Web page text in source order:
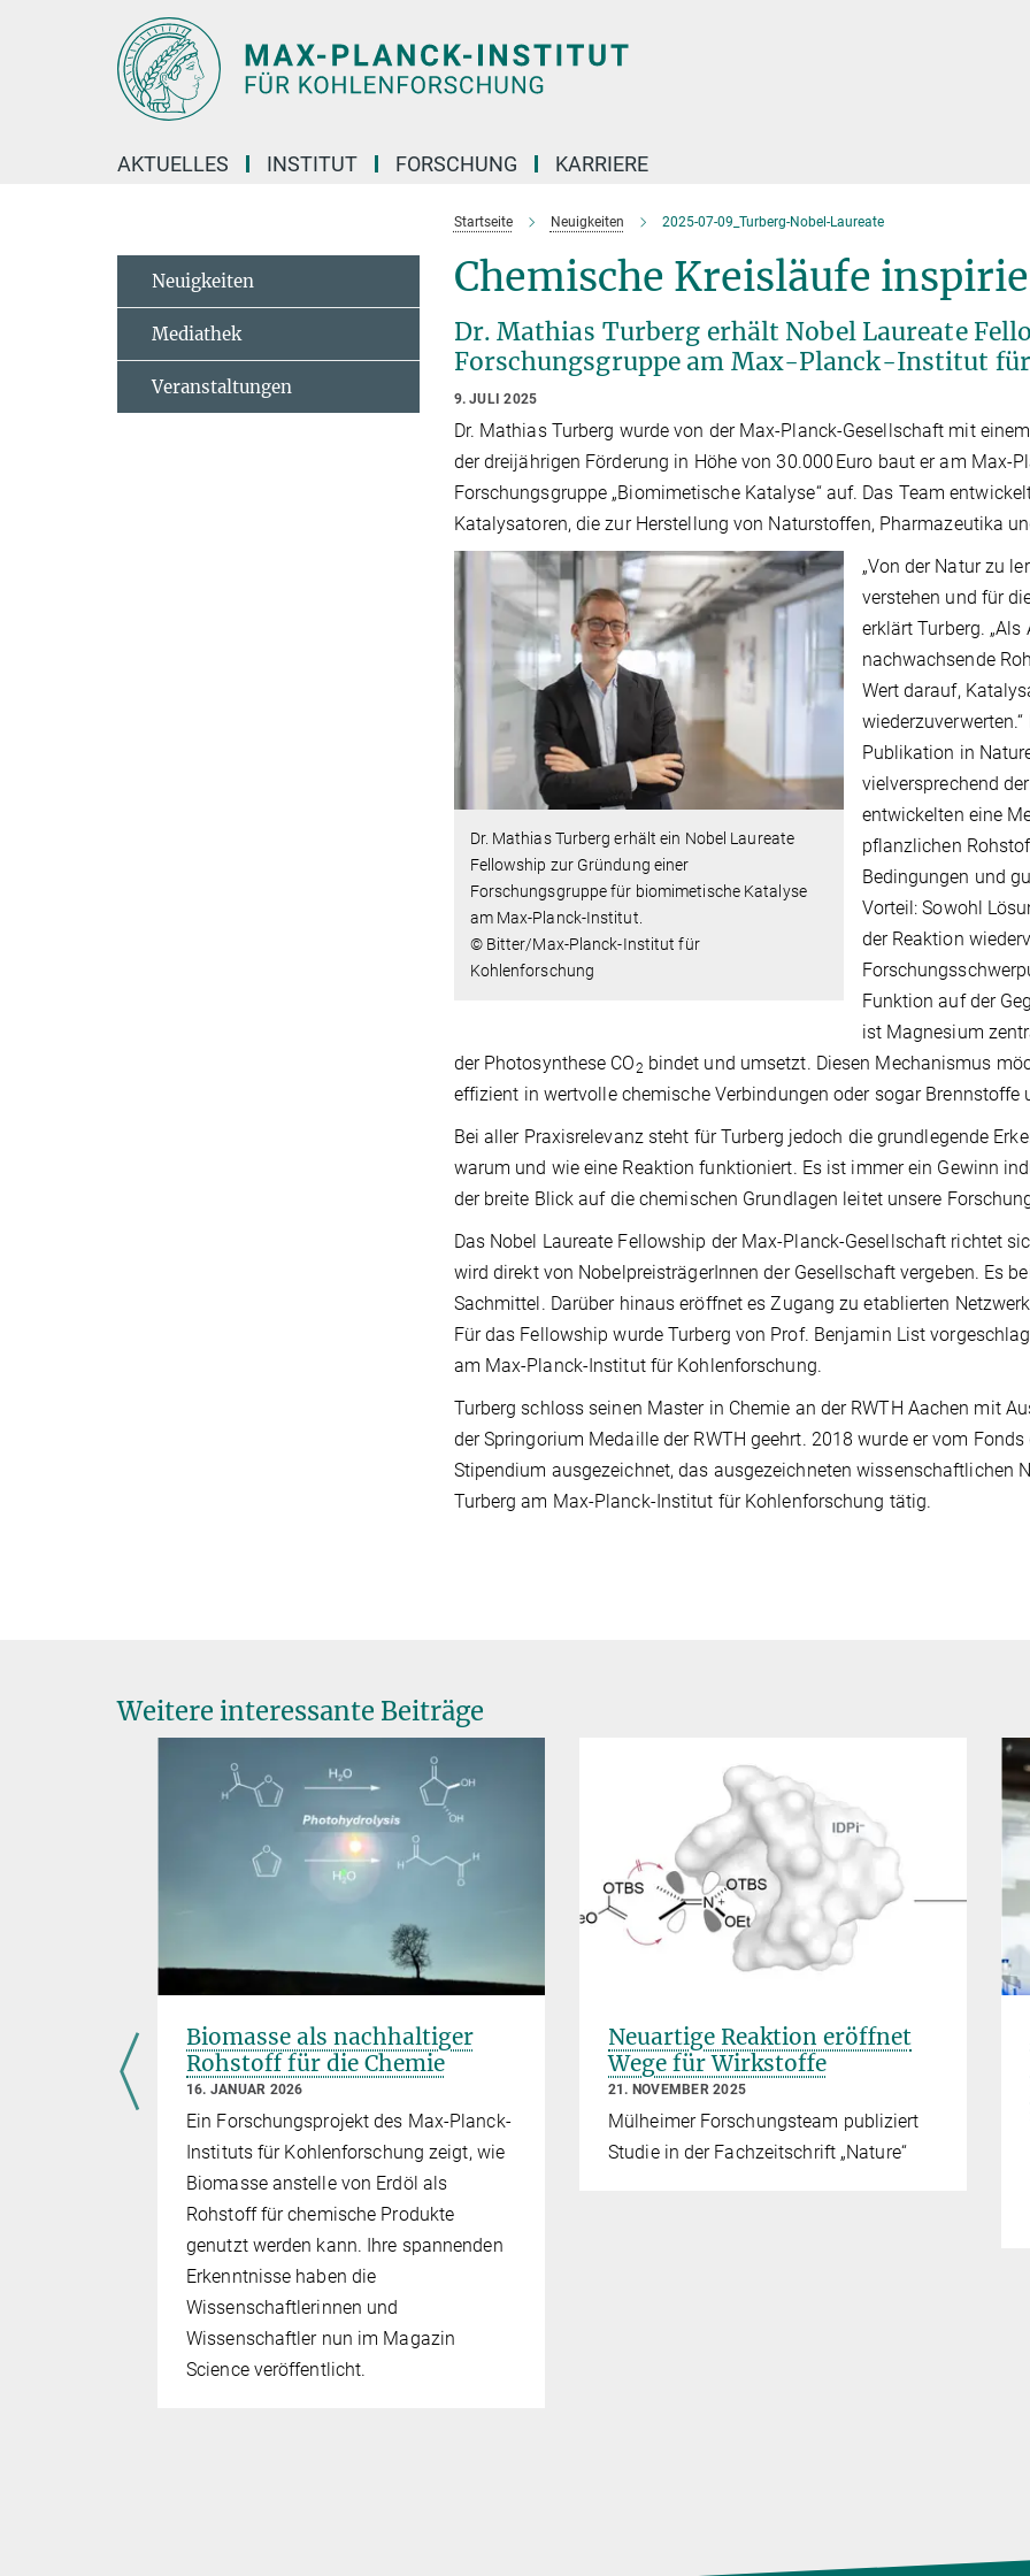
AKTUELLES INSTITUT FORSCHUNG KARRIERE
Startseite Neuigkeiten 2025-07-09_Turberg-Nobel-Laureate
Chemische Kreisläufe
Dr. Mathias Turberg erhält Nobel Laureate
Forschungsgruppe am Max-Planck-Institut
9. JULI 2025
Dr. Mathias Turberg wurde von der Max-Planck-Gesellschaft mit
der dreijährigen Förderung in Höhe von 30.000 Euro baut er am Max-
Forschungsgruppe „Biomimetische Katalyse“ auf. Das Team
Katalysatoren, die zur Herstellung von Naturstoffen, Pharmazeutika
Dr. Mathias Turberg erhält ein Nobel Laureate
Fellowship zur Gründung einer
Forschungsgruppe für biomimetische Katalyse
am Max-Planck-Institut.
© Bitter/Max-Planck-Institut für
Kohlenforschung
„Von der Natur zu
verstehen und für
erklärt Turberg.
nachwachsende
Wert darauf,
Publikation in
vielversprechend
entwickelten eine
pflanzlichen
Bedingungen und
Vorteil: Sowohl
der Reaktion
Funktion auf der
ist Magnesium
der Photosynthese CO2 bindet und umsetzt. Diesen Mechanismus
effizient in wertvolle chemische Verbindungen oder sogar Brennstoffe
Bei aller Praxisrelevanz steht für Turberg jedoch die grundlegende
warum und wie eine Reaktion funktioniert. Es ist immer ein Gewinn
der breite Blick auf die chemischen Grundlagen leitet unsere
Das Nobel Laureate Fellowship der Max-Planck-Gesellschaft richtet
wird direkt von NobelpreisträgerInnen der Gesellschaft vergeben. Es
Sachmittel. Darüber hinaus eröffnet es Zugang zu etablierten
Für das Fellowship wurde Turberg von Prof. Benjamin List
am Max-Planck-Institut für Kohlenforschung.
Turberg schloss seinen Master in Chemie an der RWTH Aachen mit
der Springorium Medaille der RWTH geehrt. 2018 wurde er vom
Stipendium ausgezeichnet, das ausgezeichneten wissenschaftlichen
Turberg am Max-Planck-Institut für Kohlenforschung tätig.
Neuigkeiten
Mediathek
Veranstaltungen
Weitere interessante Beiträge
Biomasse als nachhaltiger
Rohstoff für die Chemie
16. JANUAR 2026
Ein Forschungsprojekt des Max-Planck-
Instituts für Kohlenforschung zeigt, wie
Biomasse anstelle von Erdöl als
Rohstoff für chemische Produkte
genutzt werden kann. Ihre spannenden
Erkenntnisse haben die
Wissenschaftlerinnen und
Wissenschaftler nun im Magazin
Science veröffentlicht.
Neuartige Reaktion eröffnet
Wege für Wirkstoffe
21. NOVEMBER 2025
Mülheimer Forschungsteam publiziert
Studie in der Fachzeitschrift „Nature“